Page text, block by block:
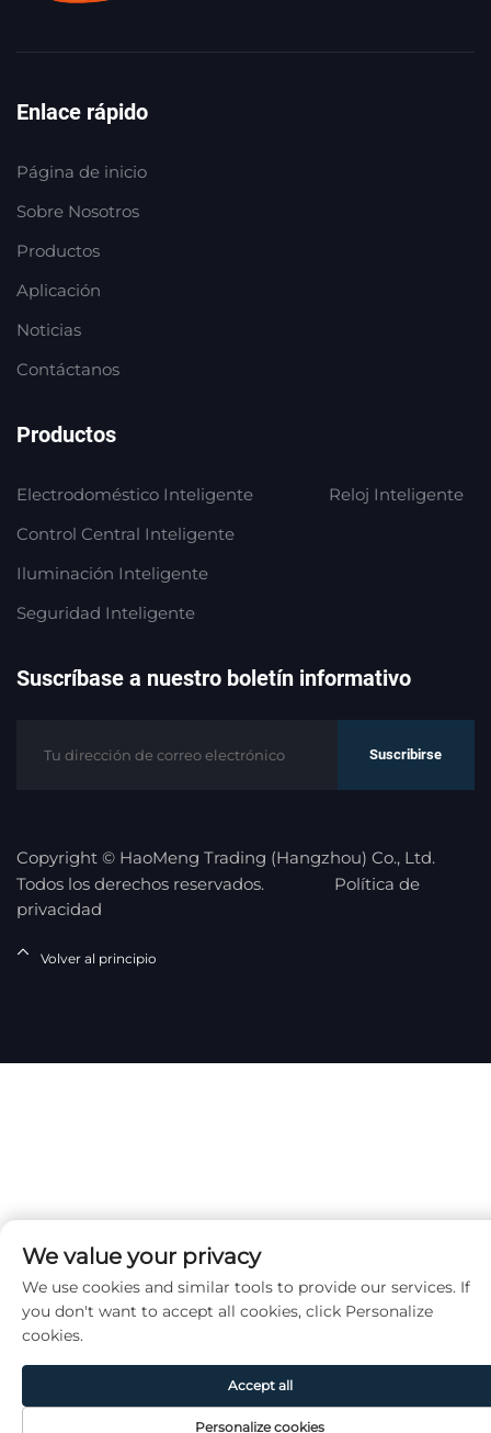
Enlace rápido
Página de inicio
Sobre Nosotros
Productos
Aplicación
Noticias
Contáctanos
Productos
Electrodoméstico Inteligente
Control Central Inteligente
Iluminación Inteligente
Seguridad Inteligente
Reloj Inteligente
Suscríbase a nuestro boletín informativo
Suscribirse
Copyright © HaoMeng Trading (Hangzhou) Co., Ltd.
Todos los derechos reservados.
Política de
privacidad
Volver al principio
We value your privacy
We use cookies and similar tools to provide our services. If
you don't want to accept all cookies, click Personalize
cookies.
Personalize cookies
Accept all